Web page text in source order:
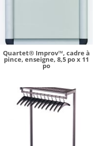
Quartet® Improv™, cadre à
pince, enseigne, 8,5 po x 11
po